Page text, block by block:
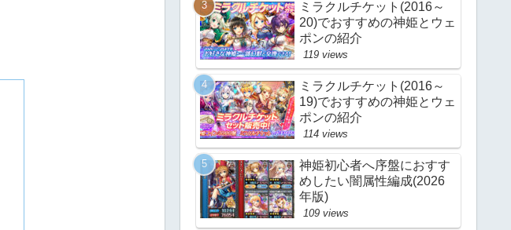
ミラクルチケット(2016～
20)でおすすめの神姫とウェ
ポンの紹介
119 views
ミラクルチケット(2016～
19)でおすすめの神姫とウェ
ポンの紹介
114 views
神姫初心者へ序盤におすす
めしたい闇属性編成(2026
年版)
109 views